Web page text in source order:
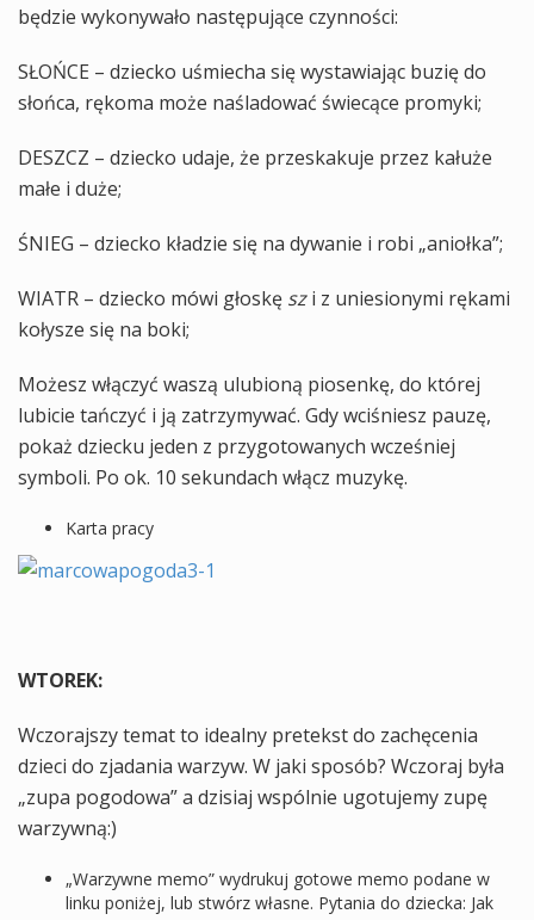
będzie wykonywało następujące czynności:
SŁOŃCE – dziecko uśmiecha się wystawiając buzię do
słońca, rękoma może naśladować świecące promyki;
DESZCZ – dziecko udaje, że przeskakuje przez kałuże
małe i duże;
ŚNIEG – dziecko kładzie się na dywanie i robi „aniołka”;
WIATR – dziecko mówi głoskę szi z uniesionymi rękami
kołysze się na boki;
Możesz włączyć waszą ulubioną piosenkę, do której
lubicie tańczyć i ją zatrzymywać. Gdy wciśniesz pauzę,
pokaż dziecku jeden z przygotowanych wcześniej
symboli. Po ok. 10 sekundach włącz muzykę.
Karta pracy
WTOREK:
Wczorajszy temat to idealny pretekst do zachęcenia
dzieci do zjadania warzyw. W jaki sposób? Wczoraj była
„zupa pogodowa” a dzisiaj wspólnie ugotujemy zupę
warzywną:)
„Warzywne memo” wydrukuj gotowe memo podane w
linku poniżej, lub stwórz własne. Pytania do dziecka: Jak